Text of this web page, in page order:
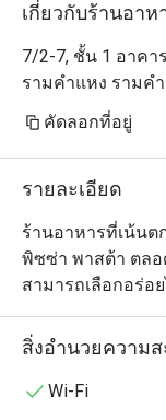
เกี่ยวกับร้านอาห
7/2-7, ชั้น 1 อาคา
รามคำแหง รามคำ
คัดลอกที่อยู่
รายละเอียด
ร้านอาหารที่เน้นต
พิซซ่า พาสต้า ตล
สามารถเลือกอร่อ
ถ่านเป็นเมนูที่พลา
สามารถแชร์กันได้
สิ่งอำนวยความ
Wi-Fi